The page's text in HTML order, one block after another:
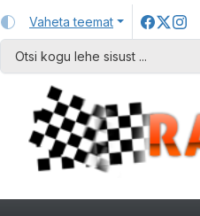
Vaheta teemat